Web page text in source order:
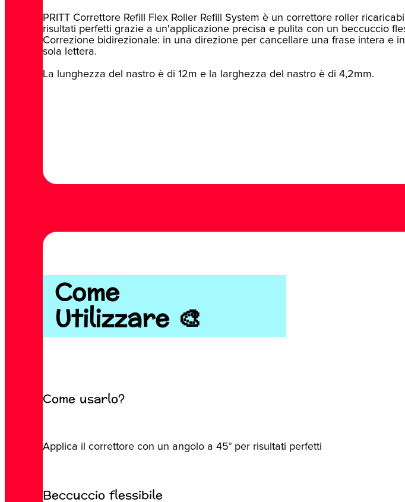
PRITT Correttore Refill Flex Roller Refill System è un correttore roller
risultati perfetti grazie a un'applicazione precisa e pulita con un beccuccio
Correzione bidirezionale: in una direzione per cancellare una frase intera e
sola lettera.
La lunghezza del nastro è di 12m e la larghezza del nastro è di 4,2mm.
Come
Utilizzare 🎨
Come usarlo?
Applica il correttore con un angolo a 45° per risultati perfetti
Beccuccio flessibile